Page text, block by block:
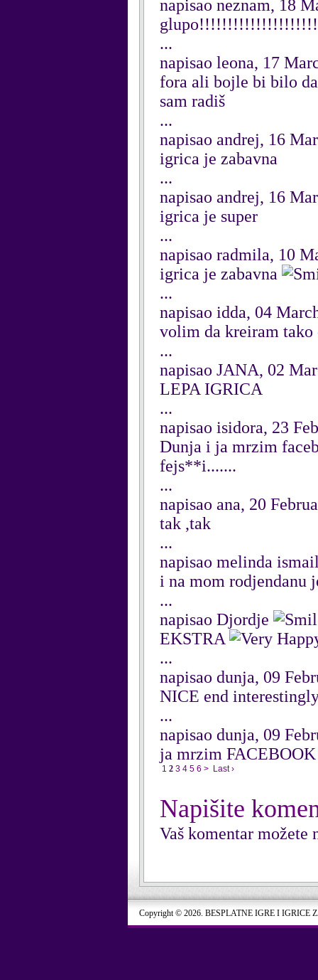
napisao neznam, 18
...
napisao leona, 17
fora ali bojle bi bilo
sam radiš
...
napisao andrej, 16
igrica je zabavna
...
napisao andrej, 16
igrica je super
...
napisao radmila, 10
igrica je zabavna
...
napisao idda, 04
volim da kreiram tako
...
napisao JANA, 02
LEPA IGRICA
...
napisao isidora, 23
Dunja i ja mrzim
fejs**i.......
...
napisao ana, 20
tak ,tak
...
napisao melinda
i na mom rodjendanu
...
napisao Djordje
EKSTRA
...
napisao dunja, 09
NICE end
...
napisao dunja, 09
ja mrzim FACEBOOK
1 2 3 4 5 6 > Last ›
Napišite
Vaš komentar možete
Copyright © 2026. BESPLATNE IGRE I IGRICE